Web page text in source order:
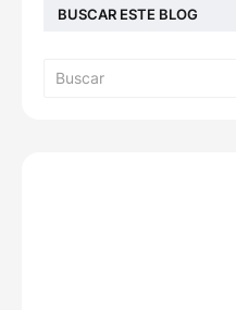
BUSCAR ESTE BLOG